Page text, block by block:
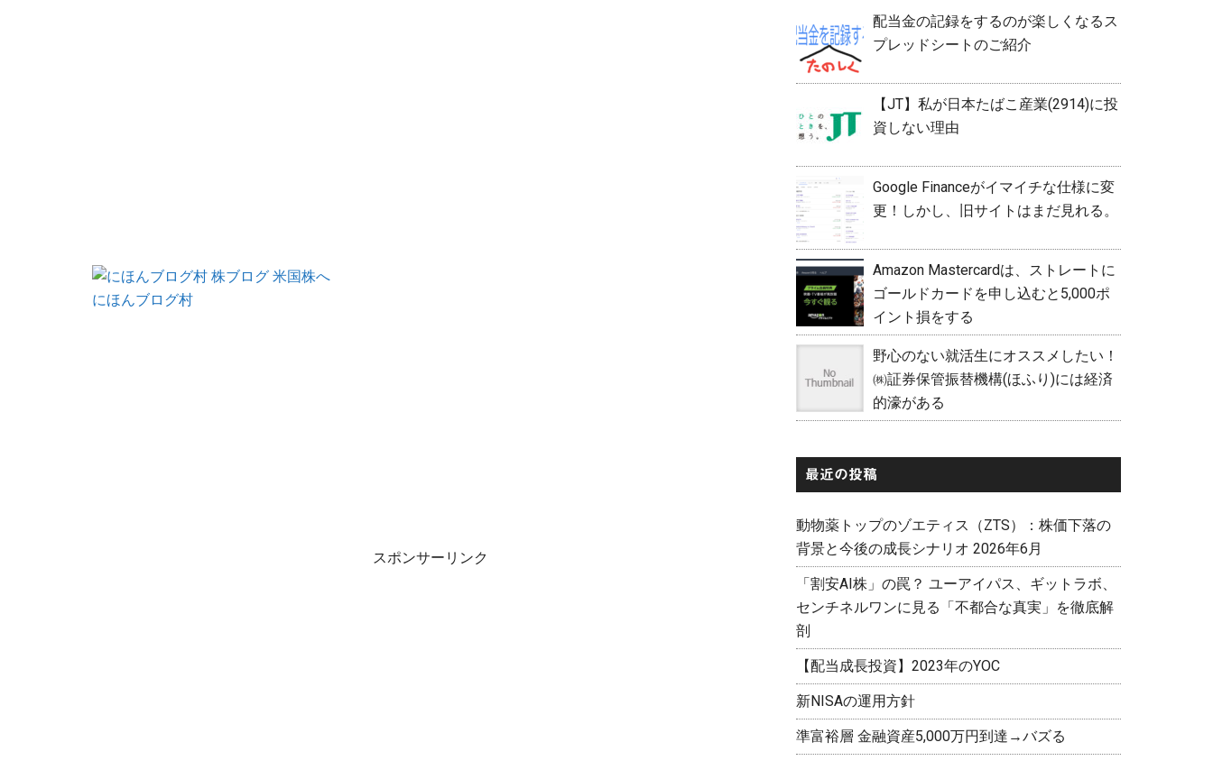
にほんブログ村
スポンサーリンク
配当金の記録をするのが楽しくなるス
プレッドシートのご紹介
【JT】私が日本たばこ産業(2914)に投
資しない理由
Google Financeがイマイチな仕様に変
更！しかし、旧サイトはまだ見れる。
Amazon Mastercardは、ストレートに
ゴールドカードを申し込むと5,000ポ
イント損をする
野心のない就活生にオススメしたい！
㈱証券保管振替機構(ほふり)には経済
的濠がある
最近の投稿
動物薬トップのゾエティス（ZTS）：株価下落の
背景と今後の成長シナリオ 2026年6月
「割安AI株」の罠？ ユーアイパス、ギットラボ、
センチネルワンに見る「不都合な真実」を徹底解
剖
【配当成長投資】2023年のYOC
新NISAの運用方針
準富裕層 金融資産5,000万円到達→バズる